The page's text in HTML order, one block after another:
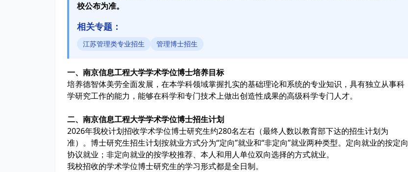
校公布为准。
相关专题：
江苏管理类专业招生 管理博士招生
一、南京信息工程大学学术学位博士培养目标
培养德智体美劳全面发展，在本学科领域掌握扎实的基础理论和系统的专业知识，具有独立从事科
学研究工作的能力，能够在科学和专门技术上做出创造性成果的高级科学专门人才。
二、南京信息工程大学学术学位博士招生计划
2026年我校计划招收学术学位博士研究生约280名左右（最终人数以教育部下达的招生计划为
准）。博士研究生招生计划按就业方式分为“定向”就业和“非定向”就业两种类型。定向就业的按定向
协议就业；非定向就业的按学校推荐、本人和用人单位双向选择的方式就业。
我校招收的学术学位博士研究生的学习形式都是全日制。